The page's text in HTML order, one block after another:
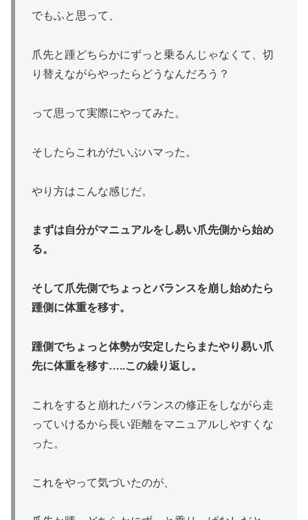
でもふと思って、
爪先と踵どちらかにずっと乗るんじゃなくて、切
り替えながらやったらどうなんだろう？
って思って実際にやってみた。
そしたらこれがだいぶハマった。
やり方はこんな感じだ。
まずは自分がマニュアルをし易い爪先側から始め
る。
そして爪先側でちょっとバランスを崩し始めたら
踵側に体重を移す。
踵側でちょっと体勢が安定したらまたやり易い爪
先に体重を移す…..この繰り返し。
これをすると崩れたバランスの修正をしながら走
っていけるから長い距離をマニュアルしやすくな
った。
これをやって気づいたのが、